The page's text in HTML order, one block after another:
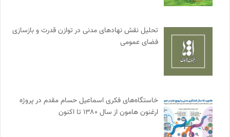
تحلیل نقش نهادهای مدنی در توازن قدرت و بازسازی
فضای عمومی
خاستگاه‌های فکری اسماعیل حسام مقدم در پروژه
ارغنون هامون از سال ۱۳۸۰ تا اکنون